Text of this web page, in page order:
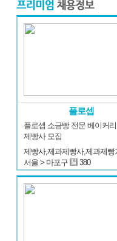
플로셉
플로셉 소금빵 전문 베이커
제빵사 모집
제빵사,제과제빵사,제과제빵
서울 > 마포구
380